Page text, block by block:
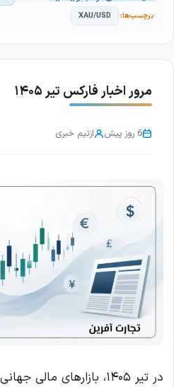
XAU/USD
مرور اخبار فارکس تیر ۱۴۰۵
6 روز پیش ازتیم خبری
در تیر ۱۴۰۵، بازارهای